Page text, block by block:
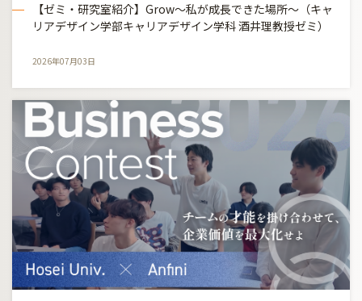
【ゼミ・研究室紹介】Grow～私が成長できた場所～（キャ
リアデザイン学部キャリアデザイン学科 酒井理教授ゼミ）
2026年07月03日